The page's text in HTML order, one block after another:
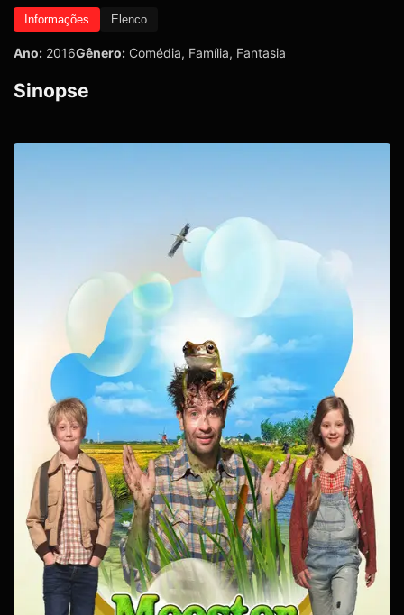
Informações Elenco
Ano: 2016Gênero: Comédia, Família, Fantasia
Sinopse